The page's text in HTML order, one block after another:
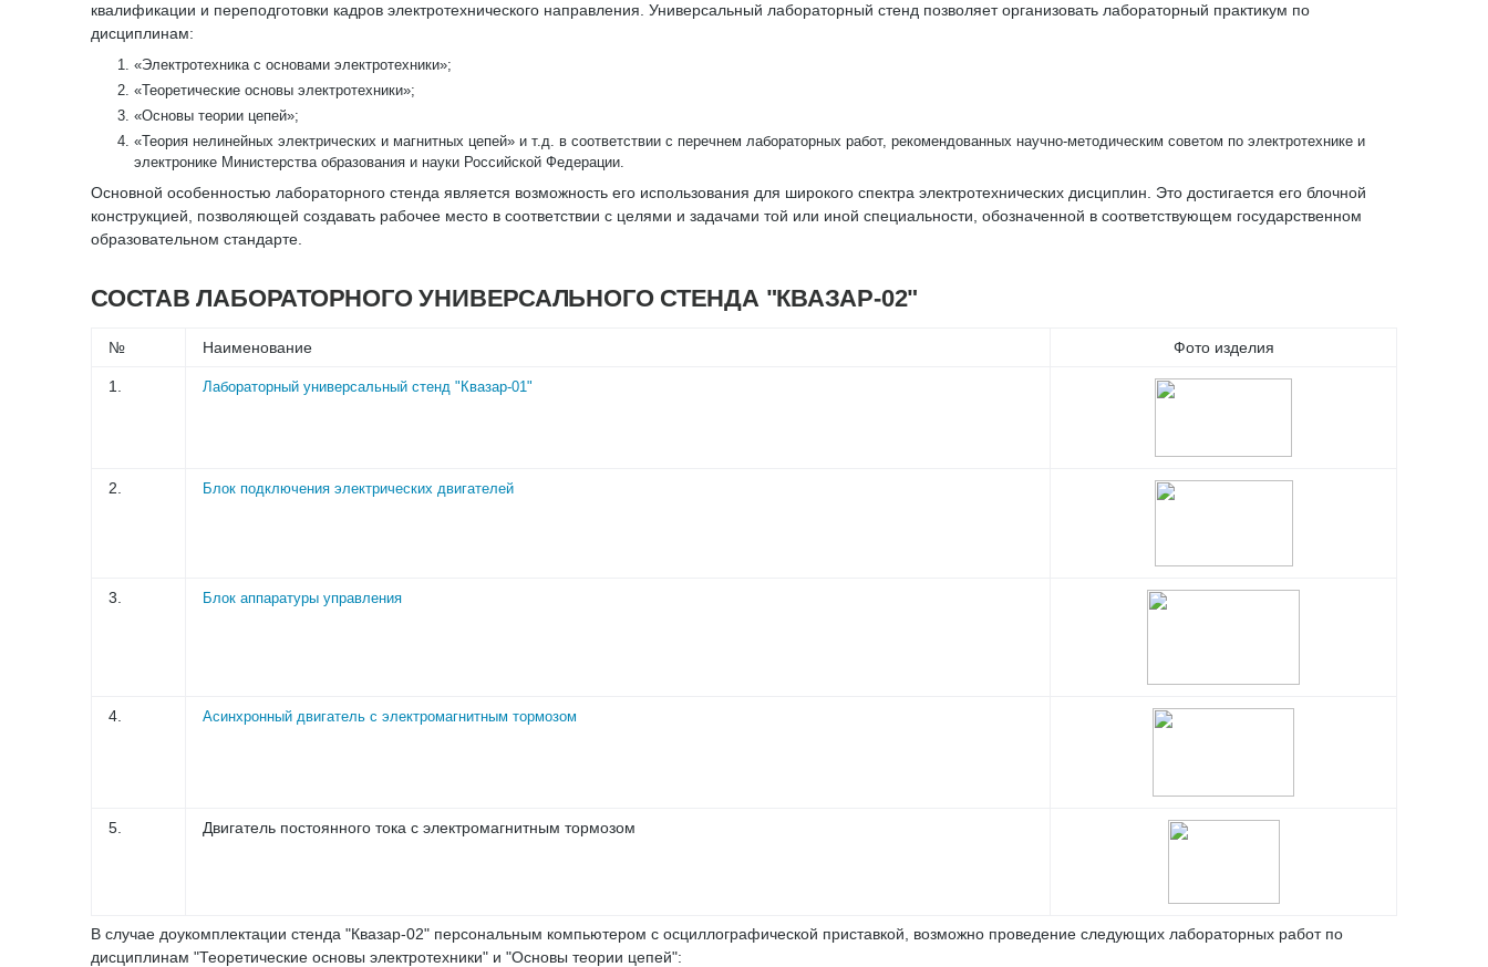
квалификации и переподготовки кадров электротехнического направления. Универсальный лабораторный стенд позволяет организовать лабораторный практикум по
дисциплинам:
«Электротехника с основами электротехники»;
«Теоретические основы электротехники»;
«Основы теории цепей»;
«Теория нелинейных электрических и магнитных цепей» и т.д. в соответствии с перечнем лабораторных работ, рекомендованных научно-методическим советом по электротехнике и
электронике Министерства образования и науки Российской Федерации.
Основной особенностью лабораторного стенда является возможность его использования для широкого спектра электротехнических дисциплин. Это достигается его блочной
конструкцией, позволяющей создавать рабочее место в соответствии с целями и задачами той или иной специальности, обозначенной в соответствующем государственном
образовательном стандарте.
СОСТАВ ЛАБОРАТОРНОГО УНИВЕРСАЛЬНОГО СТЕНДА "КВАЗАР-02"
№ Наименование Фото изделия
1. Лабораторный универсальный стенд "Квазар-01"
2. Блок подключения электрических двигателей
3. Блок аппаратуры управления
4. Асинхронный двигатель с электромагнитным тормозом
5. Двигатель постоянного тока с электромагнитным тормозом
В случае доукомплектации стенда "Квазар-02" персональным компьютером с осциллографической приставкой, возможно проведение следующих лабораторных работ по
дисциплинам "Теоретические основы электротехники" и "Основы теории цепей":